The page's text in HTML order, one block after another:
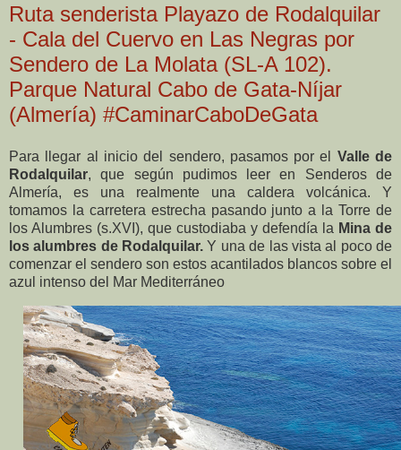
Ruta senderista Playazo de Rodalquilar
- Cala del Cuervo en Las Negras por
Sendero de La Molata (SL-A 102).
Parque Natural Cabo de Gata-Níjar
(Almería) #CaminarCaboDeGata
Para llegar al inicio del sendero, pasamos por el Valle de
Rodalquilar, que según pudimos leer en Senderos de
Almería, es una realmente una caldera volcánica. Y
tomamos la carretera estrecha pasando junto a la Torre de
los Alumbres (s.XVI), que custodiaba y defendía la Mina de
los alumbres de Rodalquilar.Y una de las vista al poco de
comenzar el sendero son estos acantilados blancos sobre el
azul intenso del Mar Mediterráneo